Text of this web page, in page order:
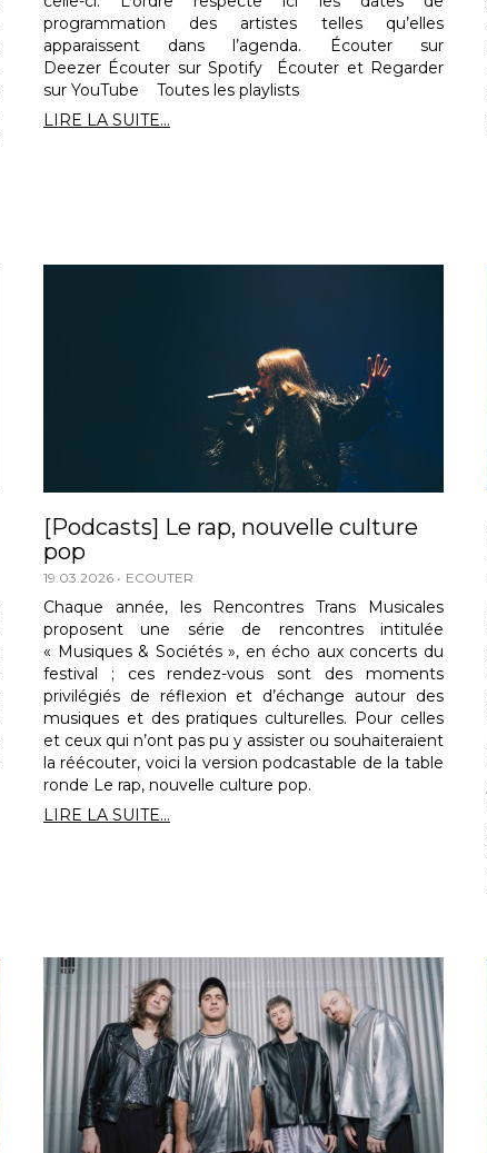
programmation des artistes telles qu’elles
apparaissent dans l’agenda. Écouter sur
Deezer Écouter sur Spotify Écouter et Regarder
sur YouTube Toutes les playlists
LIRE LA SUITE...
[Podcasts] Le rap, nouvelle culture
pop
19.03.2026 ECOUTER
Chaque année, les Rencontres Trans Musicales
proposent une série de rencontres intitulée
« Musiques & Sociétés », en écho aux concerts du
festival ; ces rendez-vous sont des moments
privilégiés de réflexion et d’échange autour des
musiques et des pratiques culturelles. Pour celles
et ceux qui n’ont pas pu y assister ou souhaiteraient
la réécouter, voici la version podcastable de la table
ronde Le rap, nouvelle culture pop.
LIRE LA SUITE...